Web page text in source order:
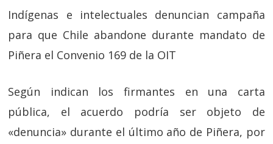
Indígenas e intelectuales denuncian campaña
para que Chile abandone durante mandato de
Piñera el Convenio 169 de la OIT
Según indican los firmantes en una carta
pública, el acuerdo podría ser objeto de
«denuncia» durante el último año de Piñera, por